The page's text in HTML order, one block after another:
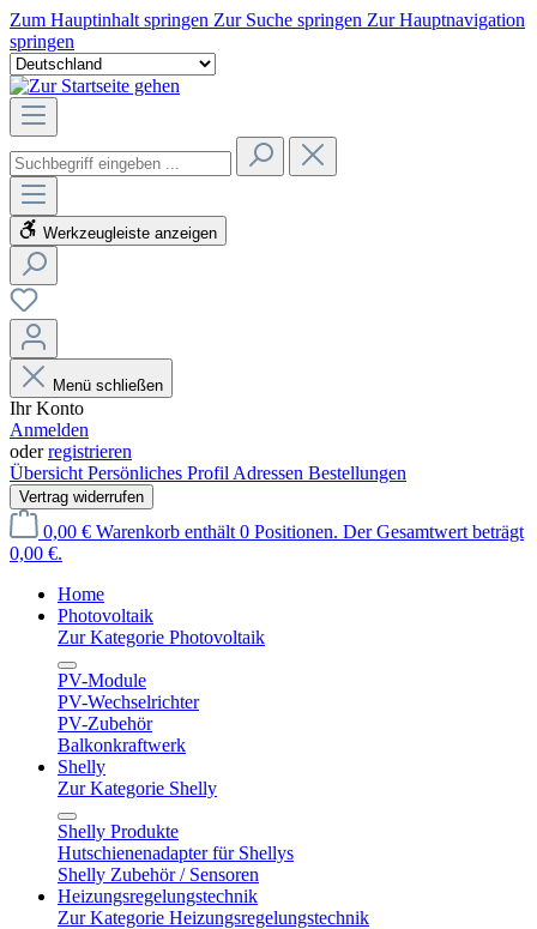
Zum Hauptinhalt springen Zur Suche springen Zur Hauptnavigation
springen
Werkzeugleiste anzeigen
Menü schließen
Ihr Konto
Anmelden
oderregistrieren
Übersicht Persönliches Profil Adressen Bestellungen
Vertrag widerrufen
0,00 € Warenkorb enthält 0 Positionen. Der Gesamtwert beträgt
0,00 €.
Home
Photovoltaik
Zur Kategorie Photovoltaik
PV-Module
PV-Wechselrichter
PV-Zubehör
Balkonkraftwerk
Shelly
Zur Kategorie Shelly
Shelly Produkte
Hutschienenadapter für Shellys
Shelly Zubehör / Sensoren
Heizungsregelungstechnik
Zur Kategorie Heizungsregelungstechnik